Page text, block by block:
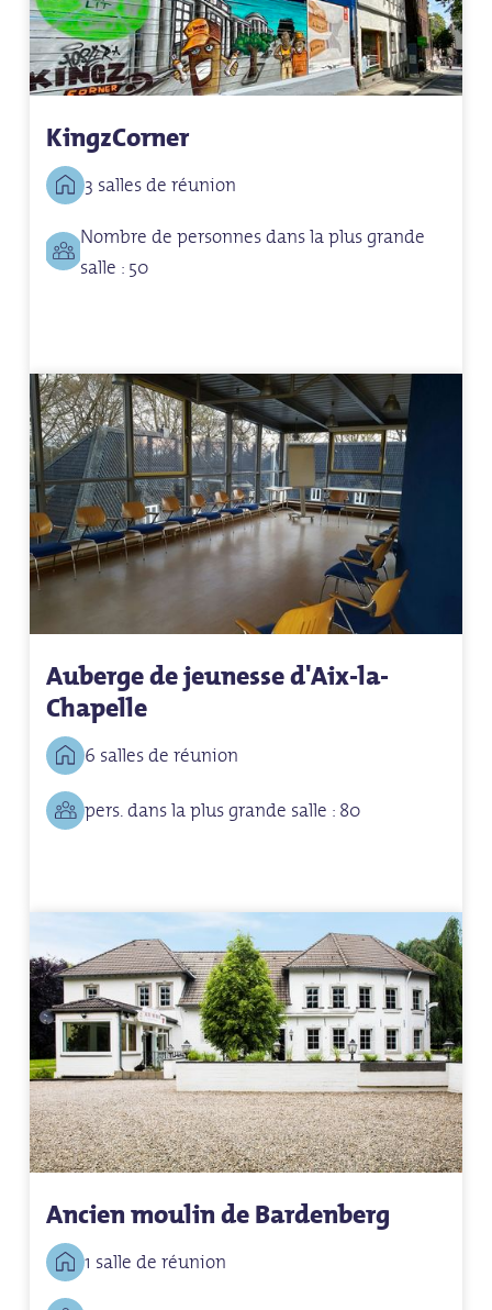
KingzCorner
3 salles de réunion
Nombre de personnes dans la plus grande
salle : 50
Auberge de jeunesse d'Aix-la-
Chapelle
6 salles de réunion
pers. dans la plus grande salle : 80
Ancien moulin de Bardenberg
1 salle de réunion